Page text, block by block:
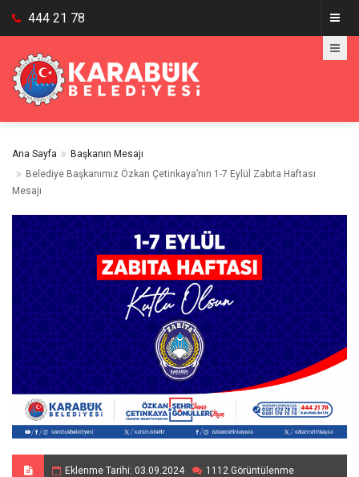
444 21 78
Ana Sayfa
Başkanın Mesajı
Belediye Başkanımız Özkan Çetinkaya’nın 1-7 Eylül Zabıta Haftası
Mesajı
Eklenme Tarihi: 03.09.2024 1112 Görüntülenme